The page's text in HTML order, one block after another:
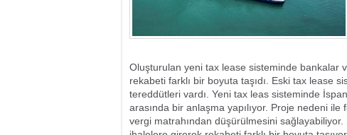
Oluşturulan yeni tax lease sisteminde bankalar
rekabeti farklı bir boyuta taşıdı. Eski tax lease
tereddütleri vardı. Yeni tax leas sisteminde
arasında bir anlaşma yapılıyor. Proje nedeni
vergi matrahından düşürülmesini